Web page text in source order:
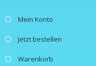
Mein Konto
Jetzt bestellen
Warenkorb